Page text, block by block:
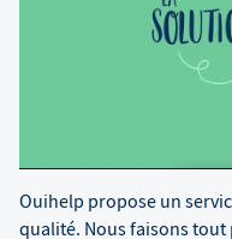
Ouihelp propose un
qualité. Nous faisons